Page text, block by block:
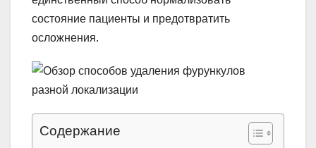
состояние пациенты и предотвратить
осложнения.
Содержание